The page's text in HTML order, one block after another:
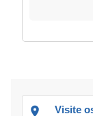
Visite